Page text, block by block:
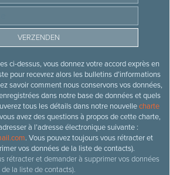
ci-dessus, vous donnez votre accord exprès en
pour recevrez alors les bulletins d’informations
savoir comment nous conservons vos données,
dans notre base de données et quels
tous les détails dans notre nouvellecharte
avez des questions à propos de cette charte,
à l’adresse électronique suivante :
. Vous pouvez toujours vous rétracter et
vos données de la liste de contacts).
rétracter et demander à supprimer vos données
de la liste de contacts).